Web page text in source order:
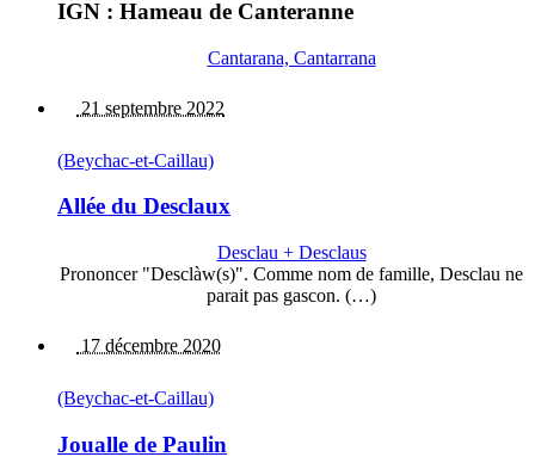
IGN : Hameau de Canteranne
Cantarana, Cantarrana
21 septembre 2022
(Beychac-et-Caillau)
Allée du Desclaux
Desclau + Desclaus
Prononcer "Desclàw(s)". Comme nom de famille, Desclau ne
parait pas gascon. (…)
17 décembre 2020
(Beychac-et-Caillau)
Joualle de Paulin